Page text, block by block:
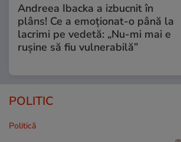
Andreea Ibacka a izbucnit în
plâns! Ce a emoționat-o până la
lacrimi pe vedetă: „Nu-mi mai e
rușine să fiu vulnerabilă”
POLITIC
Politică